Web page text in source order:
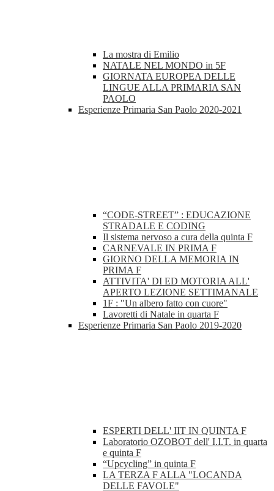
La mostra di Emilio
NATALE NEL MONDO in 5F
GIORNATA EUROPEA DELLE
LINGUE ALLA PRIMARIA SAN
PAOLO
Esperienze Primaria San Paolo 2020-2021
“CODE-STREET” : EDUCAZIONE
STRADALE E CODING
Il sistema nervoso a cura della quinta F
CARNEVALE IN PRIMA F
GIORNO DELLA MEMORIA IN
PRIMA F
ATTIVITA' DI ED MOTORIA ALL'
APERTO LEZIONE SETTIMANALE
1F : "Un albero fatto con cuore"
Lavoretti di Natale in quarta F
Esperienze Primaria San Paolo 2019-2020
ESPERTI DELL' IIT IN QUINTA F
Laboratorio OZOBOT dell' I.I.T. in quarta
e quinta F
“Upcycling” in quinta F
LA TERZA F ALLA "LOCANDA
DELLE FAVOLE"